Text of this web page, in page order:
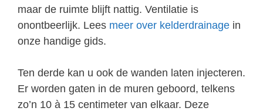
maar de ruimte blijft nattig. Ventilatie is
onontbeerlijk. Lees meer over kelderdrainage in
onze handige gids.
Ten derde kan u ook de wanden laten injecteren.
Er worden gaten in de muren geboord, telkens
zo’n 10 à 15 centimeter van elkaar. Deze